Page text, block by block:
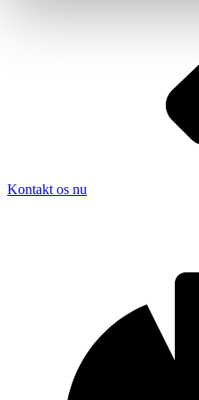
Kontakt os nu